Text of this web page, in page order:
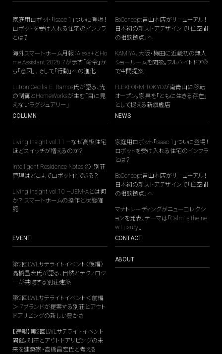
家庭用ロボット「Isaac 1」ついに登場！
ロボットを受け入れる住宅のインフラ
とは？
海外スマートホーム月報：Alexa+とHo
me Assistant 2026.7が示す「命令」か
ら「意図」、そして「行動」への進化
Lutron Cecilia E. Ramos氏が語る、光
の制御とHomeWorksが生む「目に見
えないラグジュアリー」
BoConcept青山本店がリニューアル！
日本初の新ストアデザインで「住空間
の相談拠点」へ
KAMIYA、大阪・梅田に近畿初の無人
ショールームを開設。フルハイトドア®
で空間提案
FLEXFORM TOKYOが南青山に移転
オープン。家具を「ともに生きる存在」
として捉える新旗艦店
COLUMN
Living Insight vol.11 —なぜ高級住宅
ほどスイッチが増えるのか？
Intelligent Residence Notes ④：別荘
管理はどこまでロボット化できる？
Living Insight vol.10 —JEM-Aとは何
か？ スマートホームの操作と状態確
認
NEWS
家庭用ロボット「Isaac 1」ついに登場！
ロボットを受け入れる住宅のインフラ
とは？
BoConcept青山本店がリニューアル！
日本初の新ストアデザインで「住空間
の相談拠点」へ
マナトレーディングがニューコレクシ
ョンを発表、テーマは「Calm is the ne
w Luxury.」
EVENT
第2回LWLサテライトイベント〈後編〉
高橋昌宏氏が語る、自然とテクノロジ
ーが共鳴する別荘建築
第2回LWLサテライトイベント＜前編
＞ 7ブランドが提案する別荘とアウト
ドアリビングの新しい豊かさ
【速報】第2回LWLサテライトイベント
開催。別荘とアウトドアリビングの未
来を建築家・高橋昌宏氏と考える
CONTACT
ABOUT